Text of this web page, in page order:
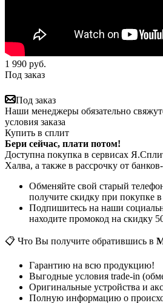
1 990 руб.
Под заказ
Под заказ
Наши менеджеры обязательно
условия заказа
Купить в сплит
Бери сейчас, плати потом!
Доступна покупка в сервисах
Халва, а также в рассрочку от
Обменяйте свой старый
получите скидку при покупке
Подпишитесь на наши
находите промокод на скидку
📋 Что Вы получите обратившись в
Гарантию на всю продукцию!
Выгодные условия trade-in
Оригинальные устройства и
Полную информацию о